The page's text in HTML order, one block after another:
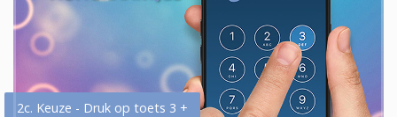
2c. Keuze - Druk op toets 3 +